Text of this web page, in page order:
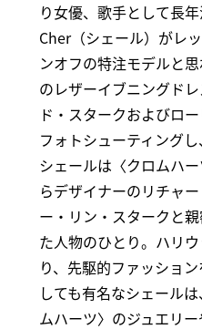
り女優、歌手として長
Cher（シェール）がレ
ンオフの特注モデルと
のレザーイブニングド
ド・スタークおよびロ
フォトシューティング
シェールは〈クロムハ
らデザイナーのリチャ
ー・リン・スタークと
た人物のひとり。ハリ
り、先駆的ファッショ
しても有名なシェール
ムハーツ〉のジュエリ